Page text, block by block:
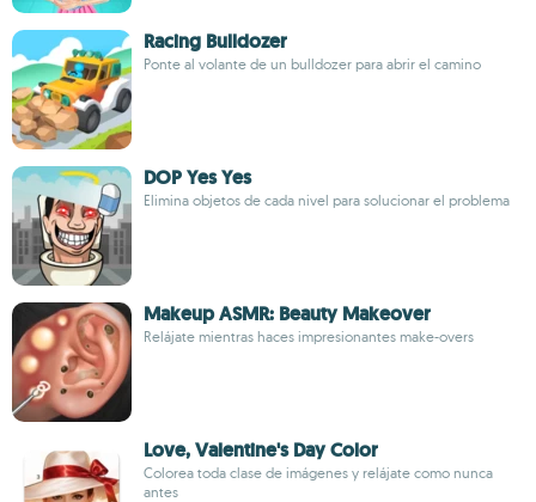
Racing Bulldozer
Ponte al volante de un bulldozer para abrir el camino
DOP Yes Yes
Elimina objetos de cada nivel para solucionar el problema
Makeup ASMR: Beauty Makeover
Relájate mientras haces impresionantes make-overs
Love, Valentine's Day Color
Colorea toda clase de imágenes y relájate como nunca
antes